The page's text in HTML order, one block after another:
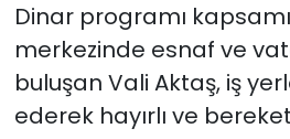
Dinar programı
merkezinde esnaf ve
buluşan Vali Aktaş, iş
ederek hayırlı ve